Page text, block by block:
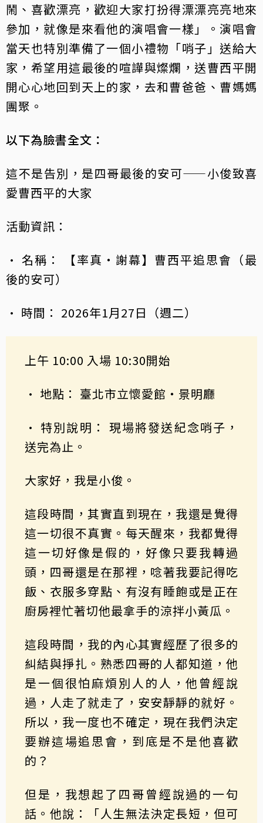
鬧、喜歡漂亮，歡迎大家打扮得漂漂亮亮地來
參加，就像是來看他的演唱會一樣」。演唱會
當天也特別準備了一個小禮物「哨子」送給大
家，希望用這最後的喧譁與燦爛，送曹西平開
開心心地回到天上的家，去和曹爸爸、曹媽媽
團聚。
以下為臉書全文：
這不是告別，是四哥最後的安可——小俊致喜
愛曹西平的大家
活動資訊：
• 名稱： 【率真・謝幕】曹西平追思會（最
後的安可）
• 時間： 2026年1月27日（週二）
上午 10:00 入場 10:30開始
• 地點： 臺北市立懷愛館・景明廳
• 特別說明： 現場將發送紀念哨子，
送完為止。
大家好，我是小俊。
這段時間，其實直到現在，我還是覺得
這一切很不真實。每天醒來，我都覺得
這一切好像是假的，好像只要我轉過
頭，四哥還是在那裡，唸著我要記得吃
飯、衣服多穿點、有沒有睡飽或是正在
廚房裡忙著切他最拿手的涼拌小黃瓜。
這段時間，我的內心其實經歷了很多的
糾結與掙扎。熟悉四哥的人都知道，他
是一個很怕麻煩別人的人，他曾經說
過，人走了就走了，安安靜靜的就好。
所以，我一度也不確定，現在我們決定
要辦這場追思會，到底是不是他喜歡
的？
但是，我想起了四哥曾經說過的一句
話。他說：「人生無法決定長短，但可